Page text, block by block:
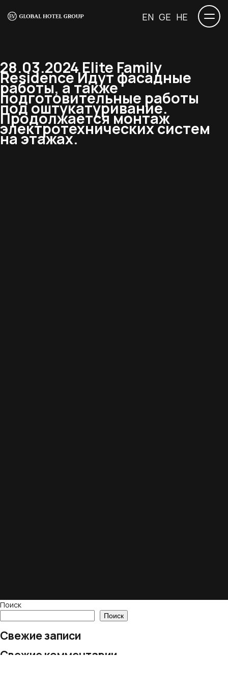
EN GE HE
28.03.2024 Elite Family
Residence Идут фасадные
работы, а также
подготовительные работы
под оштукатуривание.
Продолжается монтаж
электротехнических систем
на этажах.
Поиск
Поиск
Свежие записи
Свежие комментарии